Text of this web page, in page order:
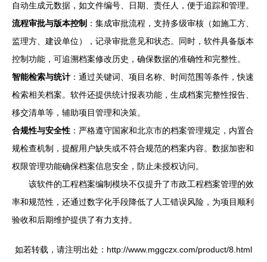
自动生成元数据，如文件编号、日期、责任人，便于追踪和管理。
流程审批与版本控制 ：集成审批流程，支持多级审核（如施工方、
监理方、建设单位），记录审批意见和状态。同时，软件具备版本
控制功能，可追溯档案修改历史，确保数据的准确性和完整性。
智能检索与统计 ：通过关键词、项目名称、时间范围等条件，快速
检索相关档案。软件还提供统计报表功能，生成档案完整性报告、
移交清单等，辅助项目管理和决策。
合规性与安全性 ：严格遵守国家和北京市的档案管理规定，内置合
规检查机制，提醒用户缺失或不符合规范的档案内容。数据加密和
权限管理功能确保档案信息安全，防止未授权访问。
该软件的工程档案编制模块不仅提升了市政工程档案管理的效
率和规范性，还通过数字化手段降低了人工错误风险，为项目顺利
验收和后期维护提供了有力支持。
如若转载，请注明出处：http://www.mggczx.com/product/8.html